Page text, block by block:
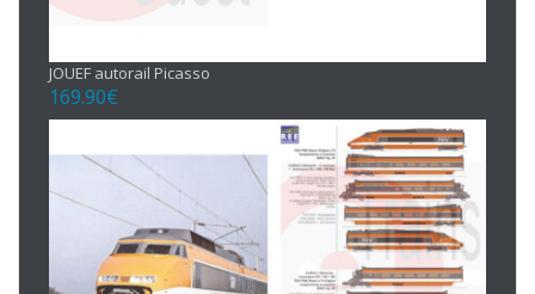
JOUEF autorail Picasso
169.90€